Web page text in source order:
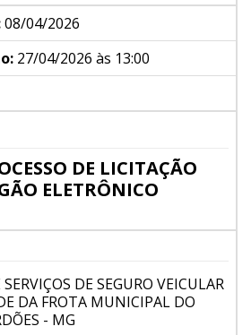
08/04/2026
27/04/2026 às 13:00
DE LICITAÇÃO
ELETRÔNICO
DE SEGURO VEICULAR
DA FROTA MUNICIPAL DO
- MG